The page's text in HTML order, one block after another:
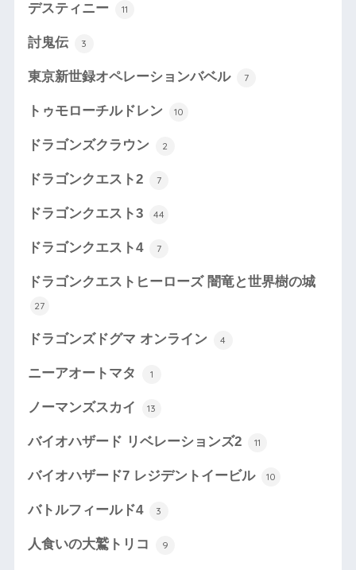
デスティニー 11
討鬼伝 3
東京新世録オペレーションバベル 7
トゥモローチルドレン 10
ドラゴンズクラウン 2
ドラゴンクエスト2 7
ドラゴンクエスト3 44
ドラゴンクエスト4 7
ドラゴンクエストヒーローズ 闇竜と世界樹の城
27
ドラゴンズドグマ オンライン 4
ニーアオートマタ 1
ノーマンズスカイ 13
バイオハザード リベレーションズ2 11
バイオハザード7 レジデントイービル 10
バトルフィールド4 3
人食いの大鷲トリコ 9